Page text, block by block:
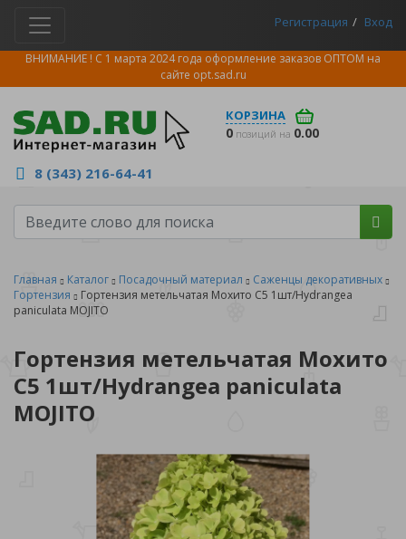
Регистрация Вход
ВНИМАНИЕ ! С 1 марта 2024 года оформление заказов ОПТОМ на
сайте opt.sad.ru
КОРЗИНА
0 позиций на 0.00
8 (343) 216-64-41
Главная Каталог Посадочный материал
Саженцы декоративных
Гортензия
Гортензия метельчатая Мохито С5 1шт/Hydrangea
paniculata MOJITO
Гортензия метельчатая Мохито
С5 1шт/Hydrangea paniculata
MOJITO